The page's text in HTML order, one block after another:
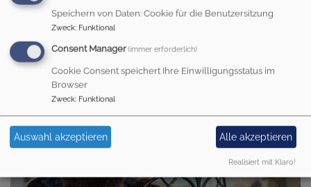
KINDERGOTTESDIENST
Speichern von Daten: Cookie für die Benutzersitzung
Zweck: Funktional
Consent Manager(immer erforderlich)
Cookie Consent speichert Ihre Einwilligungsstatus im
Browser
Zweck: Funktional
Auswahl akzeptieren Alle akzeptieren
Realisiert mit Klaro!